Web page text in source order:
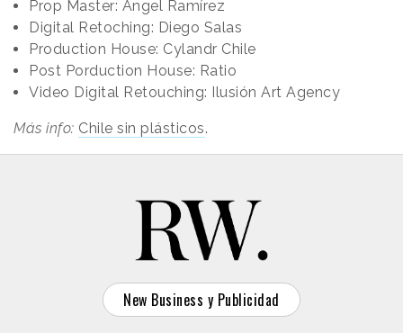
Prop Master: Ángel Ramírez
Digital Retoching: Diego Salas
Production House: Cylandr Chile
Post Porduction House: Ratio
Video Digital Retouching: Ilusión Art Agency
Más info: Chile sin plásticos.
New Business y Publicidad